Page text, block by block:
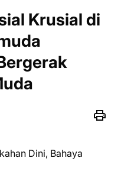
Krusial di
Dini, Bahaya